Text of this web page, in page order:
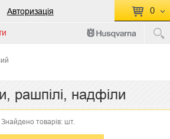
Авторизація 0
КОШИК ПУСТИЙ
до кошику
Сумма:
рашпілі, надфіли
Знайдено товарів: шт.